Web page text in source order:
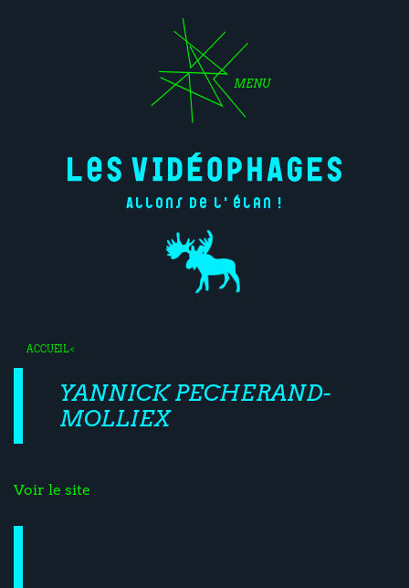
MENU
Allons de l'élan !
ACCUEIL<
YANNICK PECHERAND-
MOLLIEX
Voir le site